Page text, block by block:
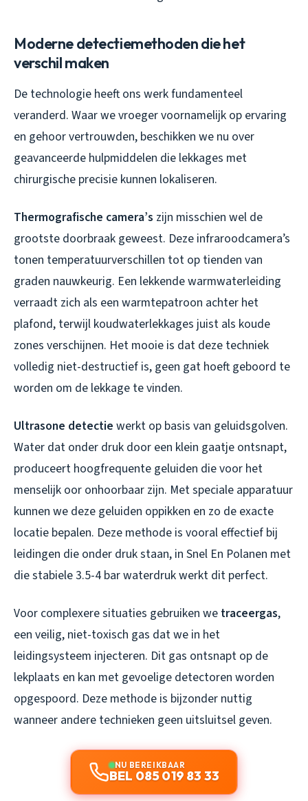
Moderne detectiemethoden die het
verschil maken
De technologie heeft ons werk fundamenteel
veranderd. Waar we vroeger voornamelijk op ervaring
en gehoor vertrouwden, beschikken we nu over
geavanceerde hulpmiddelen die lekkages met
chirurgische precisie kunnen lokaliseren.
Thermografische camera’s zijn misschien wel de
grootste doorbraak geweest. Deze infraroodcamera’s
tonen temperatuurverschillen tot op tienden van
graden nauwkeurig. Een lekkende warmwaterleiding
verraadt zich als een warmtepatroon achter het
plafond, terwijl koudwaterlekkages juist als koude
zones verschijnen. Het mooie is dat deze techniek
volledig niet-destructief is, geen gat hoeft geboord te
worden om de lekkage te vinden.
Ultrasone detectie werkt op basis van geluidsgolven.
Water dat onder druk door een klein gaatje ontsnapt,
produceert hoogfrequente geluiden die voor het
menselijk oor onhoorbaar zijn. Met speciale apparatuur
kunnen we deze geluiden oppikken en zo de exacte
locatie bepalen. Deze methode is vooral effectief bij
leidingen die onder druk staan, in Snel En Polanen met
die stabiele 3.5-4 bar waterdruk werkt dit perfect.
Voor complexere situaties gebruiken we traceergas,
een veilig, niet-toxisch gas dat we in het
leidingsysteem injecteren. Dit gas ontsnapt op de
lekplaats en kan met gevoelige detectoren worden
opgespoord. Deze methode is bijzonder nuttig
wanneer andere technieken geen uitsluitsel geven.
NU BEREIKBAAR
BEL 085 019 83 33